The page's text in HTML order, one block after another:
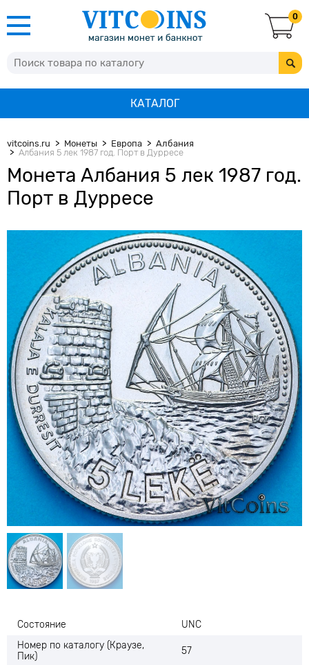
0
КАТАЛОГ
vitcoins.ru Монеты Европа
Албания
Албания 5 лек 1987 год. Порт в Дурресе
Монета Албания 5 лек 1987 год.
Порт в Дурресе
Состояние
UNC
Номер по каталогу (Краузе,
Пик)
57